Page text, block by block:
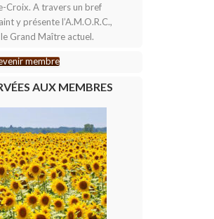
Croix. A travers un bref
y présente l’A.M.O.R.C.,
Grand Maître actuel.
membre
AUX MEMBRES